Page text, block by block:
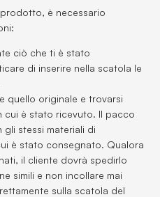
è necessario
ciò che ti è stato
di inserire nella scatola le
quello originale e trovarsi
cui è stato ricevuto. Il pacco
stessi materiali di
è stato consegnato. Qualora
il cliente dovrà spedirlo
simili e non incollare mai
sulla scatola del